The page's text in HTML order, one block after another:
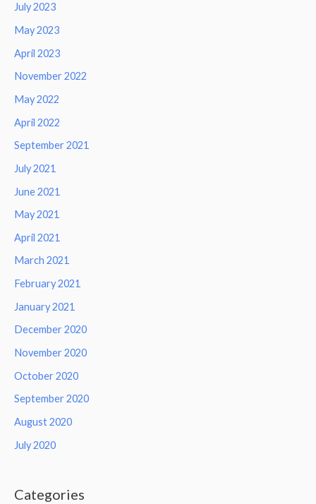
July 2023
May 2023
April 2023
November 2022
May 2022
April 2022
September 2021
July 2021
June 2021
May 2021
April 2021
March 2021
February 2021
January 2021
December 2020
November 2020
October 2020
September 2020
August 2020
July 2020
Categories